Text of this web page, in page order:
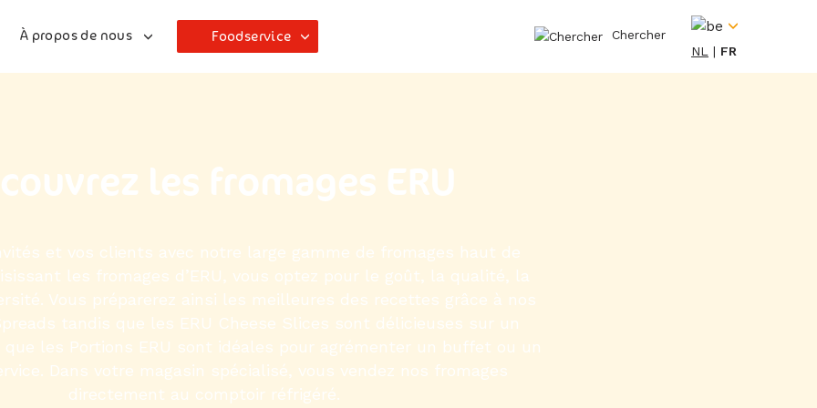
À propos de nous Foodservice
Chercher
NL
FR
les fromages ERU
et vos clients avec notre large gamme de fromages haut de
les fromages d’ERU, vous optez pour le goût, la qualité, la
Vous préparerez ainsi les meilleures des recettes grâce à nos
tandis que les ERU Cheese Slices sont délicieuses sur un
que les Portions ERU sont idéales pour agrémenter un buffet ou un
Dans votre magasin spécialisé, vous vendez nos fromages
directement au comptoir réfrigéré.